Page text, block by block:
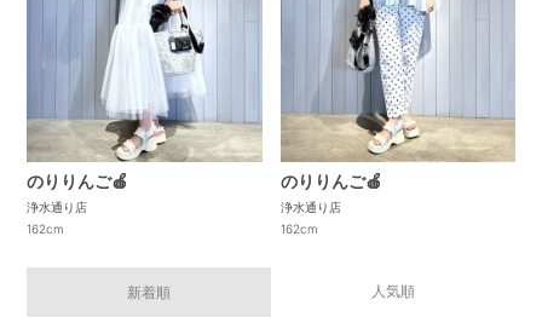
のりりんご🍎
浄水通り店
162cm
のりりんご🍎
浄水通り店
162cm
新着順 人気順